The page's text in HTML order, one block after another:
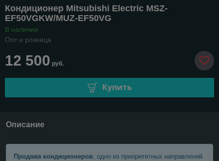
Кондиционер Mitsubishi Electric MSZ-
EF50VGKW/MUZ-EF50VG
В наличии
Опт и розница
12 500 руб.
Купить
Описание
Продажа кондиционеров , одно из приоритетных направлений